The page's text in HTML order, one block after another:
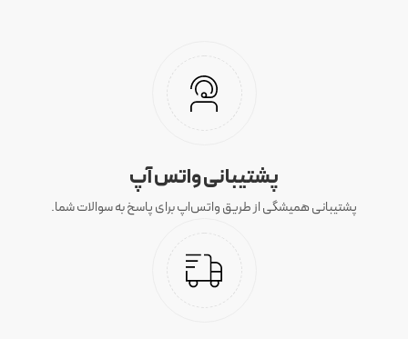
پشتیبانی واتس آپ
پشتیبانی همیشگی از طریق واتس‌اپ برای پاسخ به سوالات شما.